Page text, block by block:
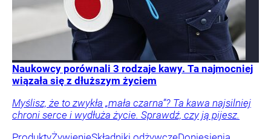
Naukowcy porównali 3 rodzaje kawy. Ta najmocniej
wiązała się z dłuższym życiem
Myślisz, że to zwykła „mała czarna”? Ta kawa najsilniej
chroni serce i wydłuża życie. Sprawdź, czy ją pijesz.